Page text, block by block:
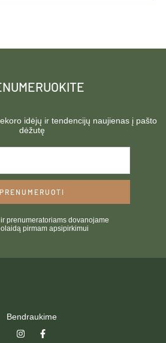
idėjų ir tendencijų naujienas į pašto
dėžutę
PRENUMERUOTI
prenumeratoriams dovanojame
pirmam apsipirkimui
Bendraukime
I
n
F
a